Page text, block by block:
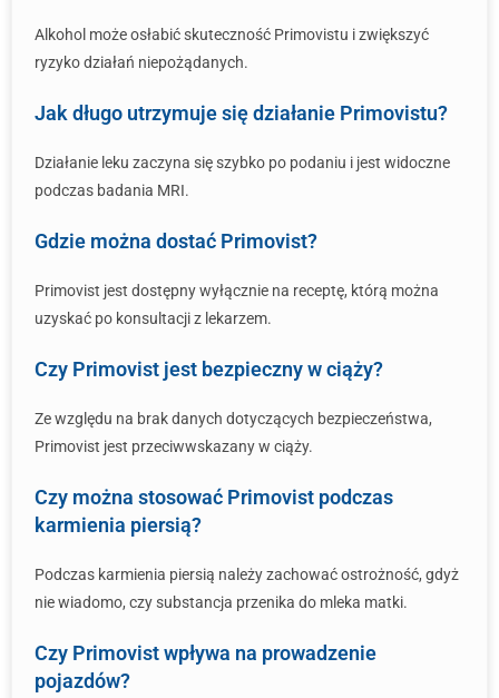
Alkohol może osłabić skuteczność Primovistu i zwiększyć
ryzyko działań niepożądanych.
Jak długo utrzymuje się działanie Primovistu?
Działanie leku zaczyna się szybko po podaniu i jest widoczne
podczas badania MRI.
Gdzie można dostać Primovist?
Primovist jest dostępny wyłącznie na receptę, którą można
uzyskać po konsultacji z lekarzem.
Czy Primovist jest bezpieczny w ciąży?
Ze względu na brak danych dotyczących bezpieczeństwa,
Primovist jest przeciwwskazany w ciąży.
Czy można stosować Primovist podczas
karmienia piersią?
Podczas karmienia piersią należy zachować ostrożność, gdyż
nie wiadomo, czy substancja przenika do mleka matki.
Czy Primovist wpływa na prowadzenie
pojazdów?